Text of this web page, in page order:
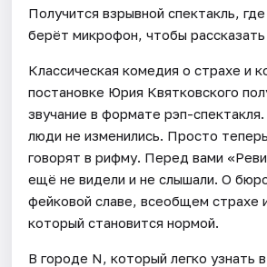
Получится взрывной спектакль,
берёт микрофон, чтобы
Классическая комедия о страхе и
постановке Юрия Квятковского
звучание в формате рэп-
люди не изменились. Просто
говорят в рифму. Перед вами
ещё не видели и не слышали. О
фейковой славе, всеобщем страхе
который становится нормой.
В городе N, который легко узнать